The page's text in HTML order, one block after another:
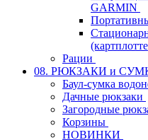
GARMIN
Рации
08. РЮКЗАКИ и
Баул-сумка
Дачные рюкзаки
Загородные
Корзины
НОВИНКИ